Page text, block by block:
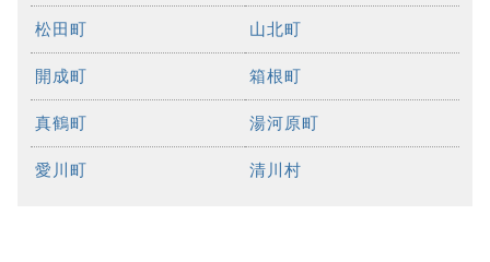
松田町 山北町
開成町 箱根町
真鶴町 湯河原町
愛川町 清川村